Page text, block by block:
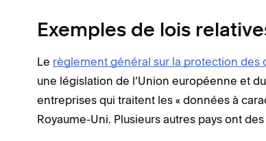
Exemples de lois
Le règlement général sur la protection des
une législation de l’Union européenne et
entreprises qui traitent les « données à
Royaume-Uni. Plusieurs autres pays ont